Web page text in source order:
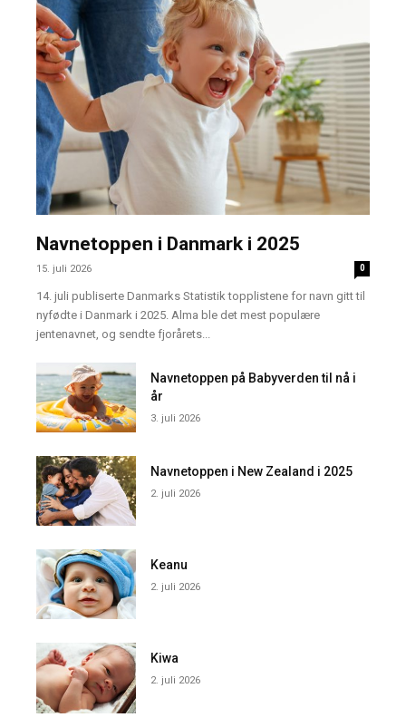
Navnetoppen i Danmark i 2025
15. juli 2026 0
14. juli publiserte Danmarks Statistik topplistene for navn gitt til
nyfødte i Danmark i 2025. Alma ble det mest populære
jentenavnet, og sendte fjorårets...
Navnetoppen på Babyverden til nå i
år
3. juli 2026
Navnetoppen i New Zealand i 2025
2. juli 2026
Keanu
2. juli 2026
Kiwa
2. juli 2026